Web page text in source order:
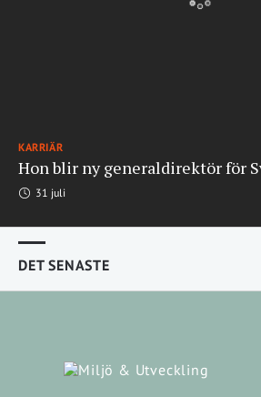
KARRIÄR
Hon blir ny generaldirektör för
31 juli
DET SENASTE